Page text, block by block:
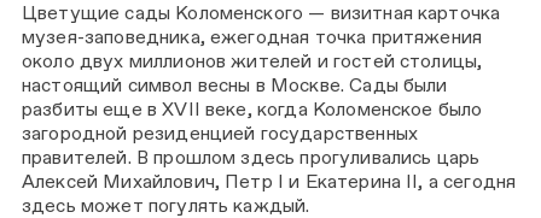
Цветущие сады Коломенского — визитная карточка
музея-заповедника, ежегодная точка притяжения
около двух миллионов жителей и гостей столицы,
настоящий символ весны в Москве. Сады были
разбиты еще в XVII веке, когда Коломенское было
загородной резиденцией государственных
правителей. В прошлом здесь прогуливались царь
Алексей Михайлович, Петр I и Екатерина II, а сегодня
здесь может погулять каждый.